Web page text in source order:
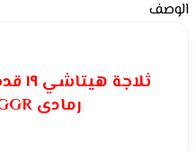
الوصف
رمادى R-W660PS7GGR